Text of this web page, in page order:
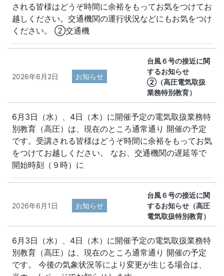
される皆様はどうぞ時間に余裕をもってお気をつけてお
越しください。交通機関の運行状況などにもお気をつけ
ください。 ②交通機
2026年6月2日 お知らせ
台風６号の接近に関
するお知らせ
②（高圧電気取扱
業務特別教育）
6月3日（水）、4日（木）に開催予定の電気取扱業務特
別教育（高圧）は、現在のところ通常通り 開催の予定
です。受講される皆様はどうぞ時間に余裕をもってお気
をつけてお越しください。 なお、交通機関の遅延等で
開始時刻（９時）に
2026年6月1日 お知らせ
台風６号の接近に関
するお知らせ（高圧
電気取扱特別教育）
6月3日（水）、4日（木）に開催予定の電気取扱業務特
別教育（高圧）は、現在のところ通常通り 開催の予定
です。 今後の気象状況等により変更が生じる場合は、